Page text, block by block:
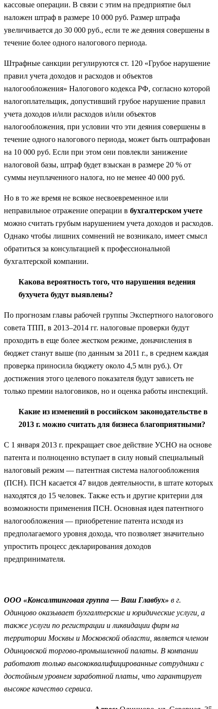
кассовые операции. В связи с этим на предприятие был
наложен штраф в размере 10 000 руб. Размер штрафа
увеличивается до 30 000 руб., если те же деяния совершены в
течение более одного налогового периода.
Штрафные санкции регулируются ст. 120 «Грубое нарушение
правил учета доходов и расходов и объектов
налогообложения» Налогового кодекса РФ, согласно которой
налогоплательщик, допустивший грубое нарушение правил
учета доходов и/или расходов и/или объектов
налогообложения, при условии что эти деяния совершены в
течение одного налогового периода, может быть оштрафован
на 10 000 руб. Если при этом они повлекли занижение
налоговой базы, штраф будет взыскан в размере 20 % от
суммы неуплаченного налога, но не менее 40 000 руб.
Но в то же время не всякое несвоевременное или
неправильное отражение операции в бухгалтерском учете
можно считать грубым нарушением учета доходов и расходов.
Однако чтобы лишних сомнений не возникало, имеет смысл
обратиться за консультацией к профессиональной
бухгалтерской компании.
Какова вероятность того, что нарушения ведения
бухучета будут выявлены?
По прогнозам главы рабочей группы Экспертного налогового
совета ТПП, в 2013–2014 гг. налоговые проверки будут
проходить в еще более жестком режиме, доначисления в
бюджет станут выше (по данным за 2011 г., в среднем каждая
проверка приносила бюджету около 4,5 млн руб.). От
достижения этого целевого показателя будут зависеть не
только премии налоговиков, но и оценка работы инспекций.
Какие из изменений в российском законодательстве в
2013 г. можно считать для бизнеса благоприятными?
С 1 января 2013 г. прекращает свое действие УСНО на основе
патента и полноценно вступает в силу новый специальный
налоговый режим — патентная система налогообложения
(ПСН). ПСН касается 47 видов деятельности, в штате которых
находятся до 15 человек. Также есть и другие критерии для
возможности применения ПСН. Основная идея патентного
налогообложения — приобретение патента исходя из
предполагаемого уровня дохода, что позволяет значительно
упростить процесс декларирования доходов
предпринимателя.
ООО «Консалтинговая группа — Ваш Главбух» в г.
Одинцово оказывает бухгалтерские и юридические услуги, а
также услуги по регистрации и ликвидации фирм на
территории Москвы и Московской области, является членом
Одинцовской торгово-промышленной палаты. В компании
работают только высококвалифицированные сотрудники с
достойным уровнем заработной платы, что гарантирует
высокое качество сервиса.